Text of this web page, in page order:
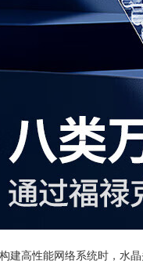
建高性能网络系统时，水